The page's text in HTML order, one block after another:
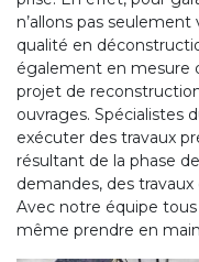
n’allons pas
qualité en
également en mesure
projet de
ouvrages. Spécialistes
exécuter des travaux
résultant de la phase
demandes, des
Avec notre équipe
même prendre en